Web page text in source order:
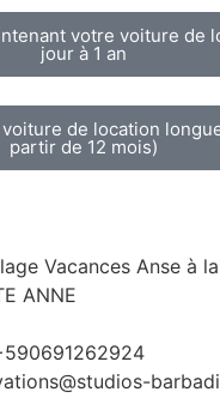
votre voiture de
jour à 1 an
de location
partir de 12 mois)
Vacances Anse à
ANNE